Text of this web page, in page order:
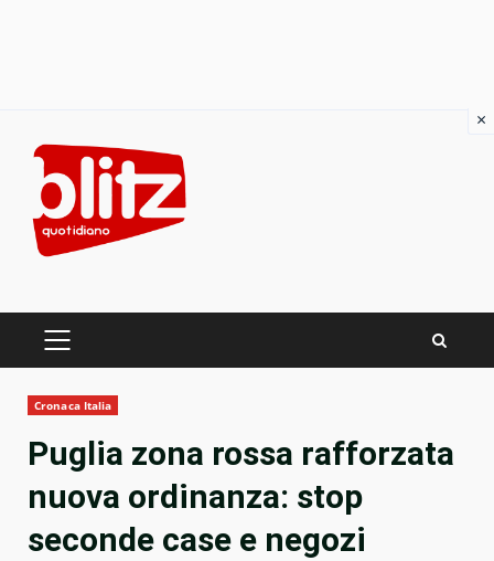
content
PRIMARY
Cronaca Italia
Puglia zona rossa rafforzata
nuova ordinanza: stop
seconde case e negozi
×